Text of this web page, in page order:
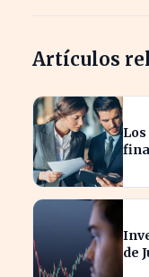
Artículos
de